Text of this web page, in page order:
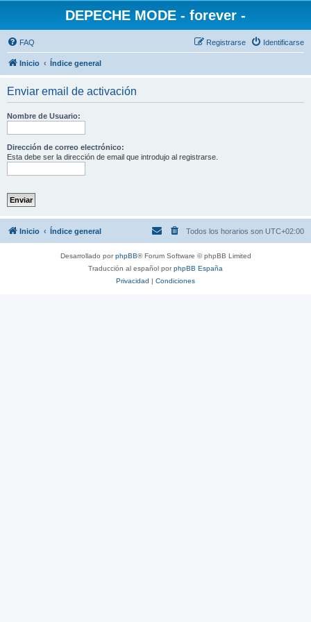
DEPECHE MODE - forever -
FAQ Identificarse
Registrarse
Inicio Índice general
Enviar email de activación
Nombre de Usuario:
Dirección de correo electrónico:
Esta debe ser la dirección de email que introdujo al registrarse.
Inicio Índice general Todos los horarios son UTC+02:00
Desarrollado porphpBB® Forum Software © phpBB Limited
Traducción al español porphpBB España
Privacidad | Condiciones